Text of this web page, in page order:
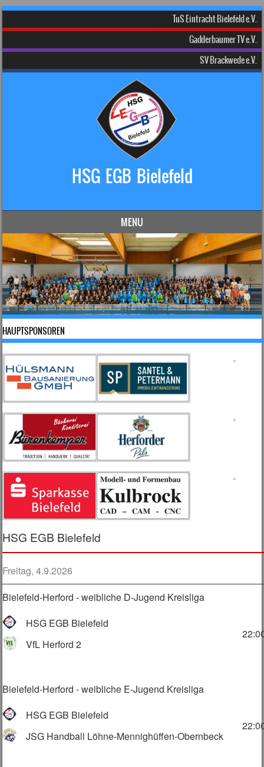
TuS Eintracht Bielefeld e.V.
Gadderbaumer TV e.V.
SV Brackwede e.V.
HSG EGB Bielefeld
MENU
Skip to content
HAUPTSPONSOREN
HSG EGB Bielefeld
Freitag, 4.9.2026
Bielefeld-Herford - weibliche D-Jugend Kreisliga
HSG EGB Bielefeld
VfL Herford 2
Bielefeld-Herford - weibliche E-Jugend Kreisliga
HSG EGB Bielefeld
JSG Handball Löhne-Mennighüffen-Obernbeck